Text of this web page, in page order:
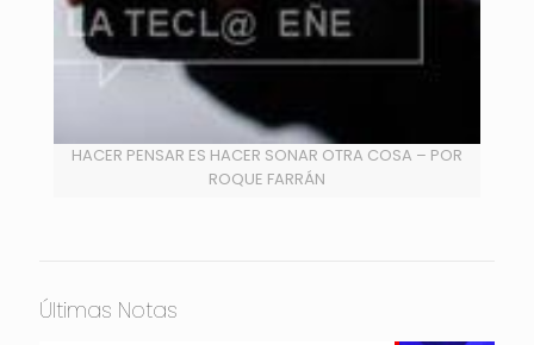
HACER PENSAR ES HACER SONAR OTRA COSA – POR
ROQUE FARRÁN
Últimas Notas